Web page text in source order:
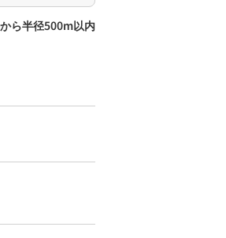
ら半径500m以内